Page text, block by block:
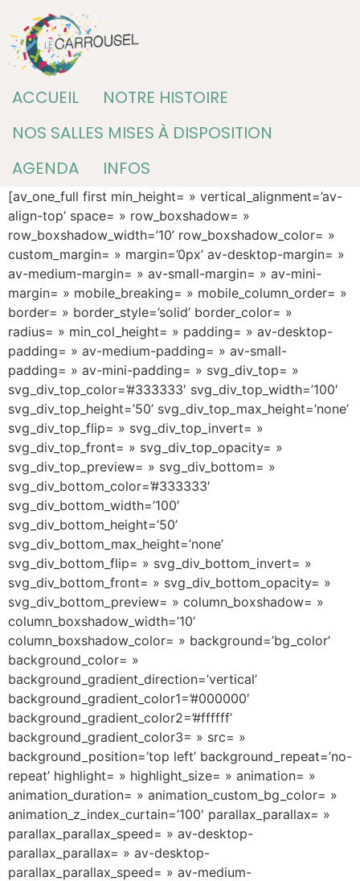
contenu
ACCUEIL
NOTRE HISTOIRE
NOS SALLES MISES À DISPOSITION
AGENDA
INFOS
[av_one_full first min_height= » vertical_alignment=’av-
align-top’ space= » row_boxshadow= »
row_boxshadow_width=’10’ row_boxshadow_color= »
custom_margin= » margin=’0px’ av-desktop-margin= »
av-medium-margin= » av-small-margin= » av-mini-
margin= » mobile_breaking= » mobile_column_order= »
border= » border_style=’solid’ border_color= »
radius= » min_col_height= » padding= » av-desktop-
padding= » av-medium-padding= » av-small-
padding= » av-mini-padding= » svg_div_top= »
svg_div_top_color=’#333333′ svg_div_top_width=’100′
svg_div_top_height=’50’ svg_div_top_max_height=’none’
svg_div_top_flip= » svg_div_top_invert= »
svg_div_top_front= » svg_div_top_opacity= »
svg_div_top_preview= » svg_div_bottom= »
svg_div_bottom_color=’#333333′
svg_div_bottom_width=’100′
svg_div_bottom_height=’50’
svg_div_bottom_max_height=’none’
svg_div_bottom_flip= » svg_div_bottom_invert= »
svg_div_bottom_front= » svg_div_bottom_opacity= »
svg_div_bottom_preview= » column_boxshadow= »
column_boxshadow_width=’10’
column_boxshadow_color= » background=’bg_color’
background_color= »
background_gradient_direction=’vertical’
background_gradient_color1=’#000000′
background_gradient_color2=’#ffffff’
background_gradient_color3= » src= »
background_position=’top left’ background_repeat=’no-
repeat’ highlight= » highlight_size= » animation= »
animation_duration= » animation_custom_bg_color= »
animation_z_index_curtain=’100′ parallax_parallax= »
parallax_parallax_speed= » av-desktop-
parallax_parallax= » av-desktop-
parallax_parallax_speed= » av-medium-